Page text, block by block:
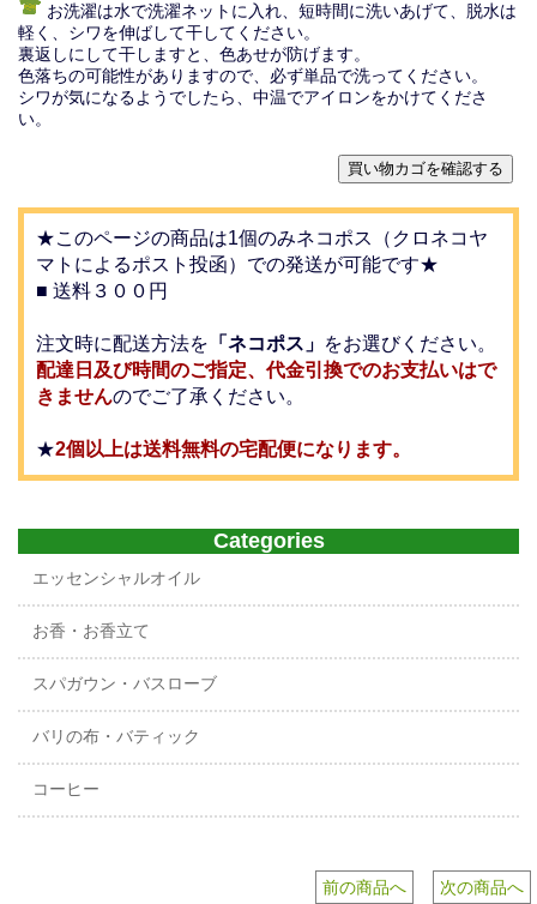
お洗濯は水で洗濯ネットに入れ、短時間に洗いあげて、脱水は
軽く、シワを伸ばして干してください。
裏返しにして干しますと、色あせが防げます。
色落ちの可能性がありますので、必ず単品で洗ってください。
シワが気になるようでしたら、中温でアイロンをかけてくださ
い。
★このページの商品は1個のみネコポス（クロネコヤ
マトによるポスト投函）での発送が可能です★
■ 送料３００円
注文時に配送方法を 「ネコポス」 をお選びください。
配達日及び時間のご指定、代金引換でのお支払いはで
きませんのでご了承ください。
★2個以上は送料無料の宅配便になります。
Categories
エッセンシャルオイル
お香・お香立て
スパガウン・バスローブ
バリの布・バティック
コーヒー
前の商品へ 次の商品へ